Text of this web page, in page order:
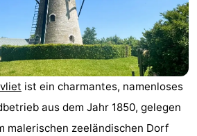
ist ein charmantes, namenloses
aus dem Jahr 1850, gelegen
malerischen zeeländischen Dorf